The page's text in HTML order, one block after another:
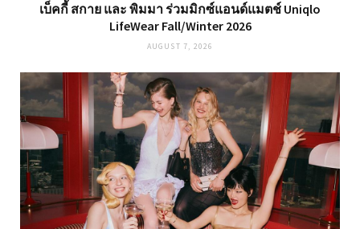
เบ็คกี้ สกาย และ พิมมา ร่วมมิกซ์แอนด์แมตช์ Uniqlo
LifeWear Fall/Winter 2026
AUGUST 7, 2026